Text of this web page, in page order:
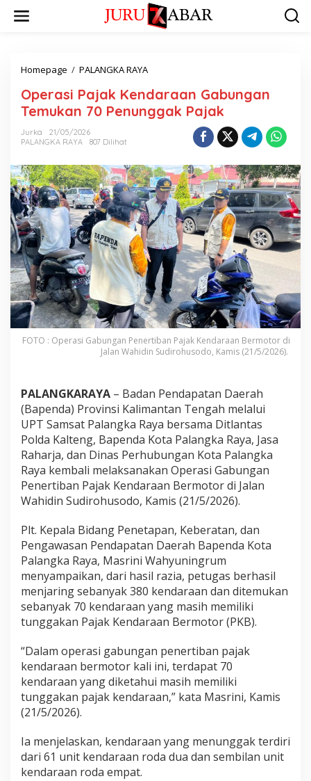
Homepage / PALANGKA RAYA
Operasi Pajak Kendaraan Gabungan
Temukan 70 Penunggak Pajak
Jurka
21/05/2026
PALANGKA RAYA
807 Dilihat
FOTO : Operasi Gabungan Penertiban Pajak Kendaraan Bermotor di
Jalan Wahidin Sudirohusodo, Kamis (21/5/2026).
PALANGKARAYA – Badan Pendapatan Daerah
(Bapenda) Provinsi Kalimantan Tengah melalui
UPT Samsat Palangka Raya bersama Ditlantas
Polda Kalteng, Bapenda Kota Palangka Raya, Jasa
Raharja, dan Dinas Perhubungan Kota Palangka
Raya kembali melaksanakan Operasi Gabungan
Penertiban Pajak Kendaraan Bermotor di Jalan
Wahidin Sudirohusodo, Kamis (21/5/2026).
Plt. Kepala Bidang Penetapan, Keberatan, dan
Pengawasan Pendapatan Daerah Bapenda Kota
Palangka Raya, Masrini Wahyuningrum
menyampaikan, dari hasil razia, petugas berhasil
menjaring sebanyak 380 kendaraan dan ditemukan
sebanyak 70 kendaraan yang masih memiliki
tunggakan Pajak Kendaraan Bermotor (PKB).
“Dalam operasi gabungan penertiban pajak
kendaraan bermotor kali ini, terdapat 70
kendaraan yang diketahui masih memiliki
tunggakan pajak kendaraan,” kata Masrini, Kamis
(21/5/2026).
Ia menjelaskan, kendaraan yang menunggak terdiri
dari 61 unit kendaraan roda dua dan sembilan unit
kendaraan roda empat.